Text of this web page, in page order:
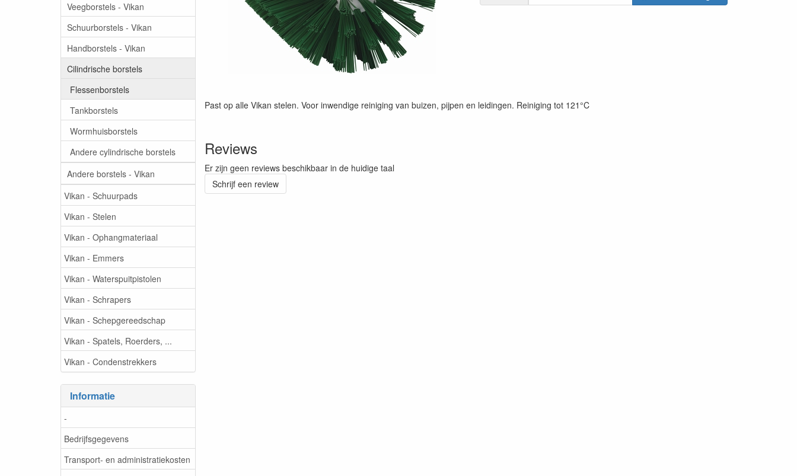
Veegborstels - Vikan
Schuurborstels - Vikan
Handborstels - Vikan
Cilindrische borstels
Flessenborstels
Tankborstels
Wormhuisborstels
Andere cylindrische borstels
Andere borstels - Vikan
Vikan - Schuurpads
Vikan - Stelen
Vikan - Ophangmateriaal
Vikan - Emmers
Vikan - Waterspuitpistolen
Vikan - Schrapers
Vikan - Schepgereedschap
Vikan - Spatels, Roerders, ...
Vikan - Condenstrekkers
Informatie
-
Bedrijfsgegevens
Transport- en administratiekosten
Past op alle Vikan stelen. Voor inwendige reiniging van buizen, pijpen en leidingen. Reiniging tot 121°C
Reviews
Er zijn geen reviews beschikbaar in de huidige taal
Schrijf een review